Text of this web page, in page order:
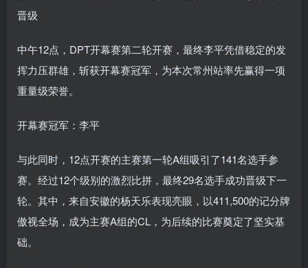
中午12点，DPT开幕赛第二轮开赛，最终李平凭借稳定的发
挥力压群雄，斩获开幕赛冠军，为本次常州站率先赢得一项
重量级荣誉。
开幕赛冠军：李平
与此同时，12点开赛的主赛第一轮A组吸引了141名选手参
赛。经过12个级别的激烈比拼，最终29名选手成功晋级下一
轮。其中，来自安徽的杨天乐表现亮眼，以411,500的记分牌
傲视全场，成为主赛A组的CL，为后续的比赛奠定了坚实基
础。